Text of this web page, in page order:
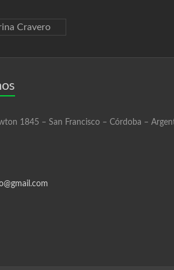
Cravero
1845 – San Francisco – Córdoba –